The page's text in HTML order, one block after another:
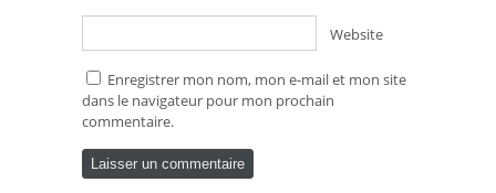
Website
Enregistrer mon nom, mon e-mail et mon site
dans le navigateur pour mon prochain
commentaire.